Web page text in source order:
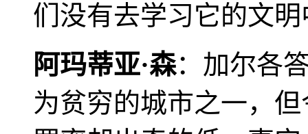
们没有去学习它的文
阿玛蒂亚·森：加尔各
为贫穷的城市之一，